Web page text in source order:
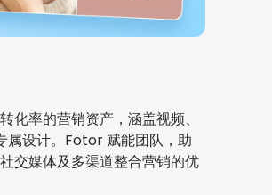
化率的营销资产，涵盖视频、
属设计。Fotor 赋能团队，助
交媒体及多渠道整合营销的优